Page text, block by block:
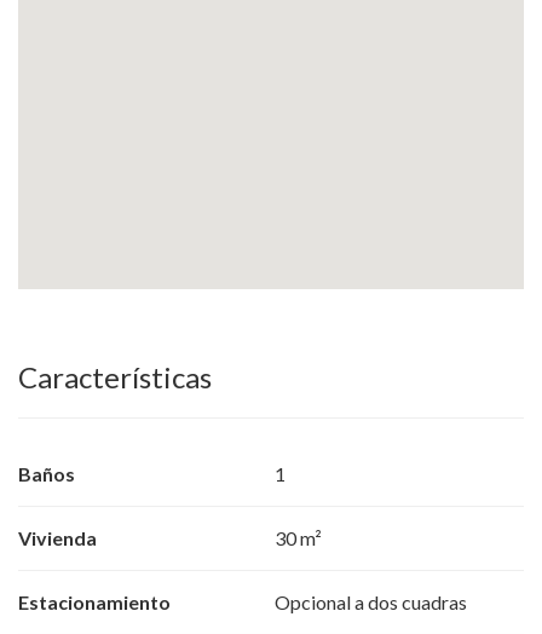
Características
Baños 1
Vivienda 30 m²
Estacionamiento Opcional a dos cuadras